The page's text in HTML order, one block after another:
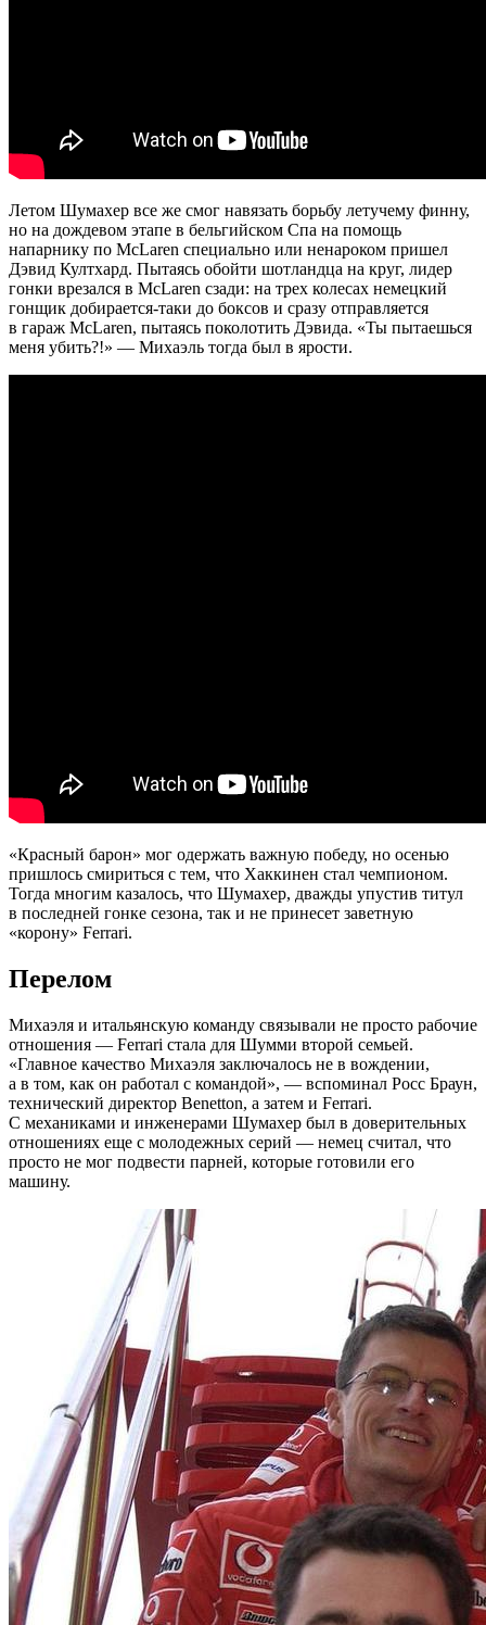
Летом Шумахер все же смог навязать борьбу летучему финну,
но на дождевом этапе в бельгийском Спа на помощь
напарнику по McLaren специально или ненароком пришел
Дэвид Култхард. Пытаясь обойти шотландца на круг, лидер
гонки врезался в McLaren сзади: на трех колесах немецкий
гонщик добирается-таки до боксов и сразу отправляется
в гараж McLaren, пытаясь поколотить Дэвида. «Ты пытаешься
меня убить?!» — Михаэль тогда был в ярости.
«Красный барон» мог одержать важную победу, но осенью
пришлось смириться с тем, что Хаккинен стал чемпионом.
Тогда многим казалось, что Шумахер, дважды упустив титул
в последней гонке сезона, так и не принесет заветную
«корону» Ferrari.
Перелом
Михаэля и итальянскую команду связывали не просто рабочие
отношения — Ferrari стала для Шумми второй семьей.
«Главное качество Михаэля заключалось не в вождении,
а в том, как он работал с командой», — вспоминал Росс Браун,
технический директор Benetton, а затем и Ferrari.
С механиками и инженерами Шумахер был в доверительных
отношениях еще с молодежных серий — немец считал, что
просто не мог подвести парней, которые готовили его
машину.